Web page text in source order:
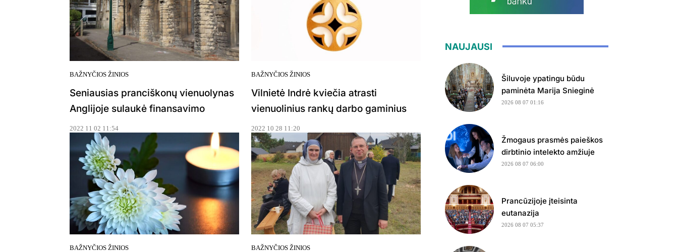
BAŽNYČIOS ŽINIOS
Seniausias pranciškonų vienuolynas
Anglijoje sulaukė finansavimo
2022 11 02 11:54
BAŽNYČIOS ŽINIOS
Vilnietė Indrė kviečia atrasti
vienuolinius rankų darbo gaminius
2022 10 28 11:20
BAŽNYČIOS ŽINIOS BAŽNYČIOS ŽINIOS
NAUJAUSI
Šiluvoje ypatingu būdu
paminėta Marija Snieginė
2026 08 07 01:16
Žmogaus prasmės paieškos
dirbtinio intelekto amžiuje
2026 08 07 06:00
Prancūzijoje įteisinta
eutanazija
2026 08 07 05:37